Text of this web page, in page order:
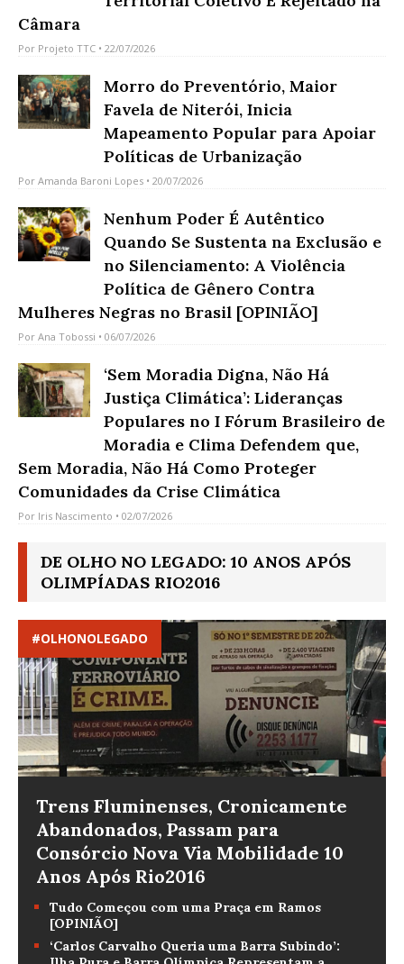
Câmara
Por Projeto TTC • 22/07/2026
Morro do Preventório, Maior
Favela de Niterói, Inicia
Mapeamento Popular para Apoiar
Políticas de Urbanização
Por Amanda Baroni Lopes • 20/07/2026
Nenhum Poder É Autêntico
Quando Se Sustenta na Exclusão e
no Silenciamento: A Violência
Política de Gênero Contra
Mulheres Negras no Brasil [OPINIÃO]
Por Ana Tobossi • 06/07/2026
‘Sem Moradia Digna, Não Há
Justiça Climática’: Lideranças
Populares no I Fórum Brasileiro de
Moradia e Clima Defendem que,
Sem Moradia, Não Há Como Proteger
Comunidades da Crise Climática
Por Iris Nascimento • 02/07/2026
DE OLHO NO LEGADO: 10 ANOS APÓS
OLIMPÍADAS RIO2016
#OLHONOLEGADO
Trens Fluminenses, Cronicamente
Abandonados, Passam para
Consórcio Nova Via Mobilidade 10
Anos Após Rio2016
Tudo Começou com uma Praça em Ramos
[OPINIÃO]
‘Carlos Carvalho Queria uma Barra Subindo’: